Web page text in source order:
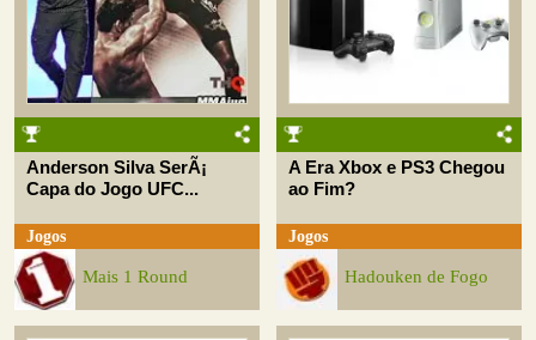
Anderson Silva SerÃ¡
Capa do Jogo UFC...
Jogos
Mais 1 Round
A Era Xbox e PS3 Chegou
ao Fim?
Jogos
Hadouken de Fogo